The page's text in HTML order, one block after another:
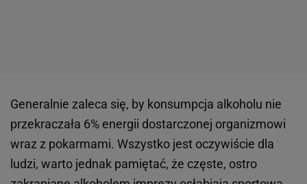
Generalnie zaleca się, by konsumpcja alkoholu nie
przekraczała 6% energii dostarczonej organizmowi
wraz z pokarmami. Wszystko jest oczywiście dla
ludzi, warto jednak pamiętać, że częste, ostro